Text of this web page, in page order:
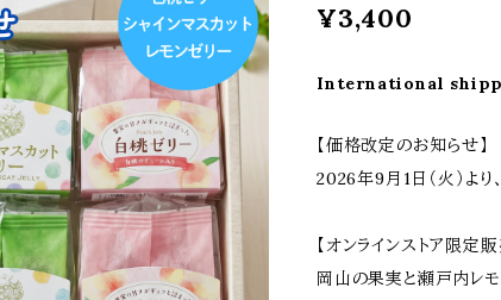
¥3,400
International
【価格改定のお知らせ】
2026年9月1日（火）より
【オンラインストア限定
岡山の果実と瀬戸内レ